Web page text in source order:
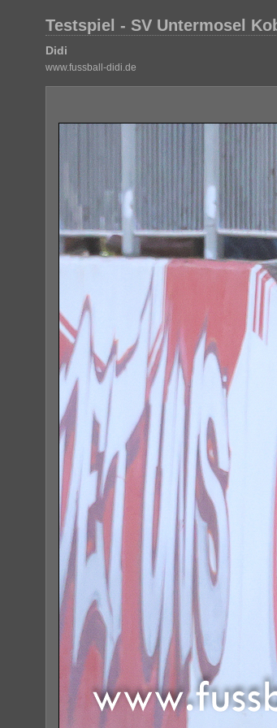
Testspiel - SV Untermosel
Didi
www.fussball-didi.de